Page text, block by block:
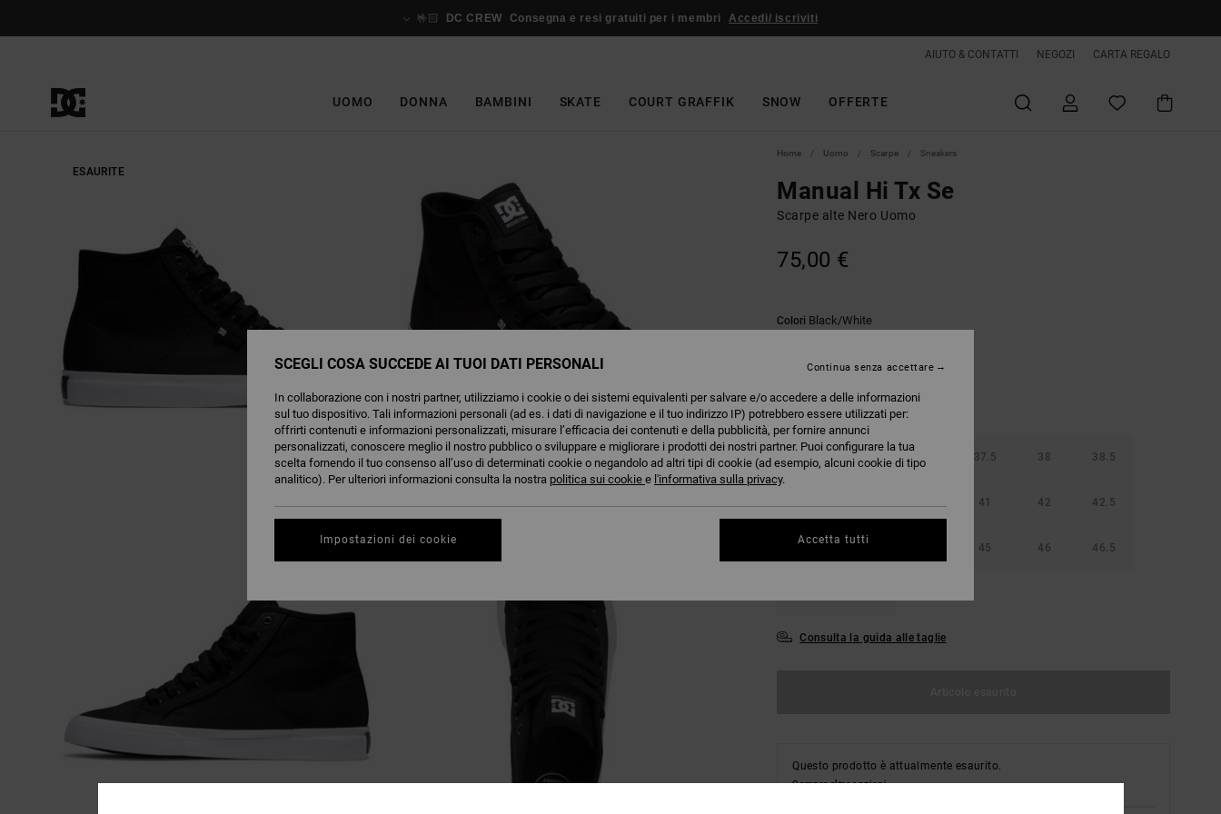
🤟🏻 DC CREW Consegna e resi gratuiti per i membri Accedi/ iscriviti
AIUTO & CONTATTI NEGOZI CARTA REGALO
UOMO DONNA BAMBINI SKATE COURT GRAFFIK SNOW OFFERTE
ESAURITE
Home Uomo Scarpe Sneakers
Manual Hi Tx Se
Scarpe alte Nero Uomo
75,00 €
Colori Black/white
36 36.5 37.5 38 38.5
41 42 42.5
43 44 45 46 46.5
Consulta la guida alle taglie
Questo prodotto è attualmente esaurito.
Compra altre opzioni
SCEGLI COSA SUCCEDE AI TUOI DATI PERSONALI
In collaborazione con i nostri partner, utilizziamo i cookie o dei sistemi equivalenti per salvare e/o accedere a delle informazioni
sul tuo dispositivo. Tali informazioni personali (ad es. i dati di navigazione e il tuo indirizzo IP) potrebbero essere utilizzati per:
offrirti contenuti e informazioni personalizzati, misurare l’efficacia dei contenuti e della pubblicità, per fornire annunci
personalizzati, conoscere meglio il nostro pubblico o sviluppare e migliorare i prodotti dei nostri partner. Puoi configurare la tua
scelta fornendo il tuo consenso all’uso di determinati cookie o negandolo ad altri tipi di cookie (ad esempio, alcuni cookie di tipo
analitico). Per ulteriori informazioni consulta la nostra politica sui cookie e l'informativa sulla privacy.
Impostazioni dei cookie
Continua senza accettare
Accetta tutti